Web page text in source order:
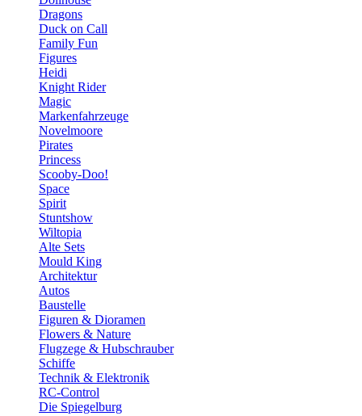
Dragons
Duck on Call
Family Fun
Figures
Heidi
Knight Rider
Magic
Markenfahrzeuge
Novelmoore
Pirates
Princess
Scooby-Doo!
Space
Spirit
Stuntshow
Wiltopia
Alte Sets
Mould King
Architektur
Autos
Baustelle
Figuren & Dioramen
Flowers & Nature
Flugzege & Hubschrauber
Schiffe
Technik & Elektronik
RC-Control
Die Spiegelburg